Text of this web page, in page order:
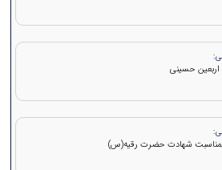
اربعین حسینی
بمناسبت شهادت حضرت رقیه(س)